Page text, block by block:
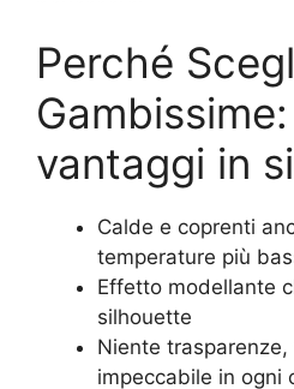
Perché
vantaggi in
Calde e coprenti
temperature più
Effetto modellante
silhouette
Niente
impeccabile in ogni